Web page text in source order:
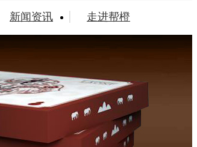
新闻资讯 走进帮橙